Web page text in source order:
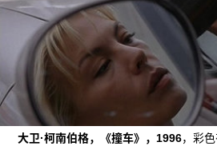
ART & EDUCATION
广告
订阅
往期内容
大卫·柯南伯格，《撞车》，1996，彩